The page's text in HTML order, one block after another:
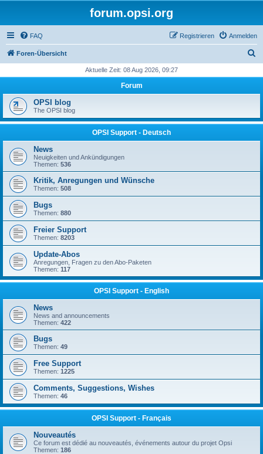
forum.opsi.org
FAQ Anmelden
Registrieren
Foren-Übersicht
h
Aktuelle Zeit: 08 Aug 2026, 09:27
Forum
OPSI blog
The OPSI blog
OPSI Support - Deutsch
News
Neuigkeiten und Ankündigungen
Themen: 536
Kritik, Anregungen und Wünsche
Themen: 508
Bugs
Themen: 880
Freier Support
Themen: 8203
Update-Abos
Anregungen, Fragen zu den Abo-Paketen
Themen: 117
OPSI Support - English
News
News and announcements
Themen: 422
Bugs
Themen: 49
Free Support
Themen: 1225
Comments, Suggestions, Wishes
Themen: 46
OPSI Support - Français
Nouveautés
Ce forum est dédié au nouveautés, événements autour du projet Opsi
Themen: 186